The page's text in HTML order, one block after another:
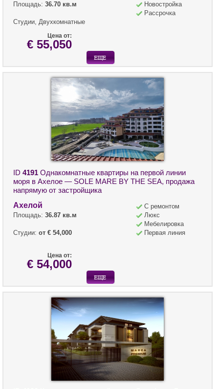
Площадь: 36.70 кв.м
Студии, Двухкомнатные
Новостройка
Рассрочка
Цена от:
€ 55,050
ID 4191 Однакомнатные квартиры на первой линии
моря в Ахелое — SOLE MARE BY THE SEA, продажа
напрямую от застройщика
Ахелой
Площадь: 36.87 кв.м
Студии: от € 54,000
С ремонтом
Люкс
Мебелировка
Первая линия
Цена от:
€ 54,000